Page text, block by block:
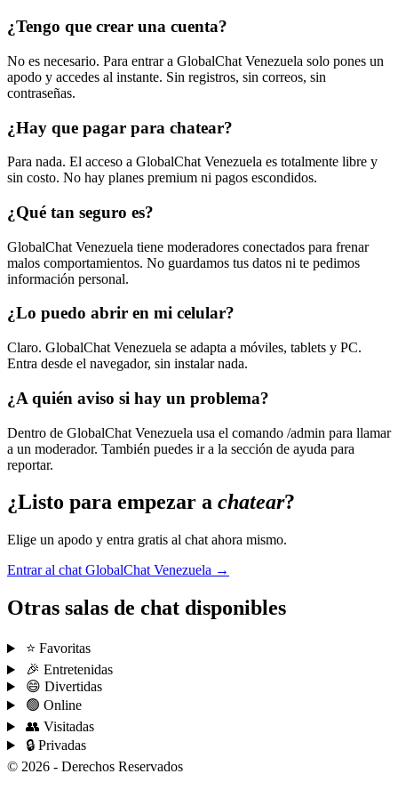
¿Tengo que crear una cuenta?
No es necesario. Para entrar a GlobalChat Venezuela solo pones un
apodo y accedes al instante. Sin registros, sin correos, sin
contraseñas.
¿Hay que pagar para chatear?
Para nada. El acceso a GlobalChat Venezuela es totalmente libre y
sin costo. No hay planes premium ni pagos escondidos.
¿Qué tan seguro es?
GlobalChat Venezuela tiene moderadores conectados para frenar
malos comportamientos. No guardamos tus datos ni te pedimos
información personal.
¿Lo puedo abrir en mi celular?
Claro. GlobalChat Venezuela se adapta a móviles, tablets y PC.
Entra desde el navegador, sin instalar nada.
¿A quién aviso si hay un problema?
Dentro de GlobalChat Venezuela usa el comando /admin para llamar
a un moderador. También puedes ir a la sección de ayuda para
reportar.
¿Listo para empezar a chatear?
Elige un apodo y entra gratis al chat ahora mismo.
Entrar al chat GlobalChat Venezuela →
Otras salas de chat disponibles
⭐ Favoritas
🎉 Entretenidas
😄 Divertidas
🟢 Online
👥 Visitadas
🔒 Privadas
© 2026 - Derechos Reservados